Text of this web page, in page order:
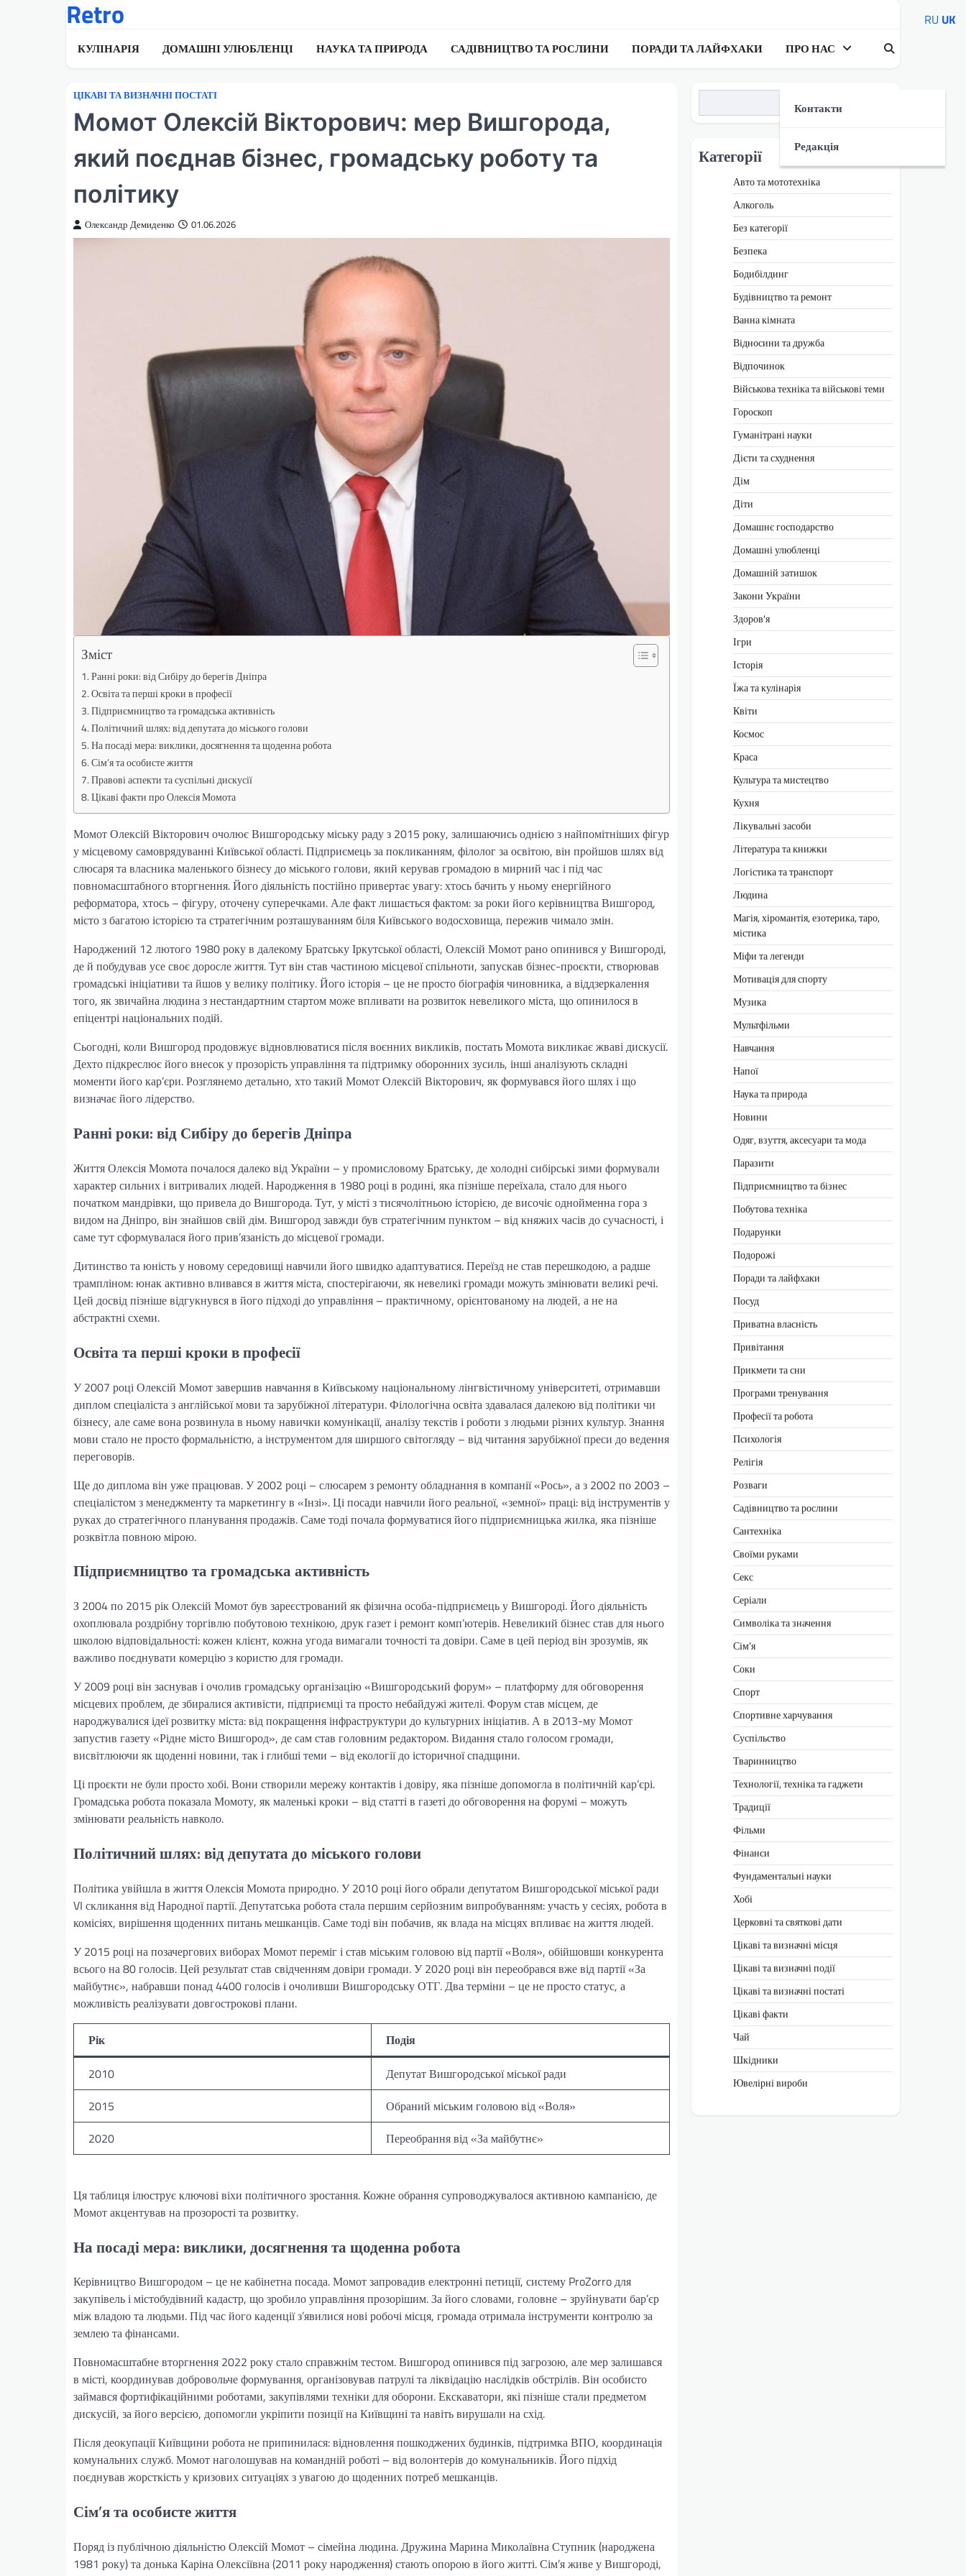
Retro
КУЛІНАРІЯ ДОМАШНІ УЛЮБЛЕНЦІ НАУКА ТА ПРИРОДА САДІВНИЦТВО ТА РОСЛИНИ ПОРАДИ ТА ЛАЙФХАКИ ПРО НАС
Контакти
Редакція
ЦІКАВІ ТА ВИЗНАЧНІ ПОСТАТІ
Момот Олексій Вікторович: мер Вишгорода,
який поєднав бізнес, громадську роботу та
політику
Олександр Демиденко 01.06.2026
Зміст
Ранні роки: від Сибіру до берегів Дніпра
Освіта та перші кроки в професії
Підприємництво та громадська активність
Політичний шлях: від депутата до міського голови
На посаді мера: виклики, досягнення та щоденна робота
Сім’я та особисте життя
Правові аспекти та суспільні дискусії
Цікаві факти про Олексія Момота
Момот Олексій Вікторович очолює Вишгородську міську раду з 2015 року, залишаючись однією з найпомітніших фігур
у місцевому самоврядуванні Київської області. Підприємець за покликанням, філолог за освітою, він пройшов шлях від
слюсаря та власника маленького бізнесу до міського голови, який керував громадою в мирний час і під час
повномасштабного вторгнення. Його діяльність постійно привертає увагу: хтось бачить у ньому енергійного
реформатора, хтось – фігуру, оточену суперечками. Але факт лишається фактом: за роки його керівництва Вишгород,
місто з багатою історією та стратегічним розташуванням біля Київського водосховища, пережив чимало змін.
Народжений 12 лютого 1980 року в далекому Братську Іркутської області, Олексій Момот рано опинився у Вишгороді,
де й побудував усе своє доросле життя. Тут він став частиною місцевої спільноти, запускав бізнес-проєкти, створював
громадські ініціативи та йшов у велику політику. Його історія – це не просто біографія чиновника, а віддзеркалення
того, як звичайна людина з нестандартним стартом може впливати на розвиток невеликого міста, що опинилося в
епіцентрі національних подій.
Сьогодні, коли Вишгород продовжує відновлюватися після воєнних викликів, постать Момота викликає жваві дискусії.
Дехто підкреслює його внесок у прозорість управління та підтримку оборонних зусиль, інші аналізують складні
моменти його кар’єри. Розглянемо детально, хто такий Момот Олексій Вікторович, як формувався його шлях і що
визначає його лідерство.
Ранні роки: від Сибіру до берегів Дніпра
Життя Олексія Момота почалося далеко від України – у промисловому Братську, де холодні сибірські зими формували
характер сильних і витривалих людей. Народження в 1980 році в родині, яка пізніше переїхала, стало для нього
початком мандрівки, що привела до Вишгорода. Тут, у місті з тисячолітньою історією, де височіє однойменна гора з
видом на Дніпро, він знайшов свій дім. Вишгород завжди був стратегічним пунктом – від княжих часів до сучасності, і
саме тут сформувалася його прив’язаність до місцевої громади.
Дитинство та юність у новому середовищі навчили його швидко адаптуватися. Переїзд не став перешкодою, а радше
трампліном: юнак активно вливався в життя міста, спостерігаючи, як невеликі громади можуть змінювати великі речі.
Цей досвід пізніше відгукнувся в його підході до управління – практичному, орієнтованому на людей, а не на
абстрактні схеми.
Освіта та перші кроки в професії
У 2007 році Олексій Момот завершив навчання в Київському національному лінгвістичному університеті, отримавши
диплом спеціаліста з англійської мови та зарубіжної літератури. Філологічна освіта здавалася далекою від політики чи
бізнесу, але саме вона розвинула в ньому навички комунікації, аналізу текстів і роботи з людьми різних культур. Знання
мови стало не просто формальністю, а інструментом для ширшого світогляду – від читання зарубіжної преси до ведення
переговорів.
Ще до диплома він уже працював. У 2002 році – слюсарем з ремонту обладнання в компанії «Рось», а з 2002 по 2003 –
спеціалістом з менеджменту та маркетингу в «Інзі». Ці посади навчили його реальної, «земної» праці: від інструментів у
руках до стратегічного планування продажів. Саме тоді почала формуватися його підприємницька жилка, яка пізніше
розквітла повною мірою.
Підприємництво та громадська активність
З 2004 по 2015 рік Олексій Момот був зареєстрований як фізична особа-підприємець у Вишгороді. Його діяльність
охоплювала роздрібну торгівлю побутовою технікою, друк газет і ремонт комп’ютерів. Невеликий бізнес став для нього
школою відповідальності: кожен клієнт, кожна угода вимагали точності та довіри. Саме в цей період він зрозумів, як
важливо поєднувати комерцію з користю для громади.
У 2009 році він заснував і очолив громадську організацію «Вишгородський форум» – платформу для обговорення
місцевих проблем, де збиралися активісти, підприємці та просто небайдужі жителі. Форум став місцем, де
народжувалися ідеї розвитку міста: від покращення інфраструктури до культурних ініціатив. А в 2013-му Момот
запустив газету «Рідне місто Вишгород», де сам став головним редактором. Видання стало голосом громади,
висвітлюючи як щоденні новини, так і глибші теми – від екології до історичної спадщини.
Ці проєкти не були просто хобі. Вони створили мережу контактів і довіру, яка пізніше допомогла в політичній кар’єрі.
Громадська робота показала Момоту, як маленькі кроки – від статті в газеті до обговорення на форумі – можуть
змінювати реальність навколо.
Політичний шлях: від депутата до міського голови
Політика увійшла в життя Олексія Момота природно. У 2010 році його обрали депутатом Вишгородської міської ради
VI скликання від Народної партії. Депутатська робота стала першим серйозним випробуванням: участь у сесіях, робота в
комісіях, вирішення щоденних питань мешканців. Саме тоді він побачив, як влада на місцях впливає на життя людей.
У 2015 році на позачергових виборах Момот переміг і став міським головою від партії «Воля», обійшовши конкурента
всього на 80 голосів. Цей результат став свідченням довіри громади. У 2020 році він переобрався вже від партії «За
майбутнє», набравши понад 4400 голосів і очоливши Вишгородську ОТГ. Два терміни – це не просто статус, а
можливість реалізувати довгострокові плани.
Рік
Подія
2010
Депутат Вишгородської міської ради
2015
Обраний міським головою від «Воля»
2020
Переобрання від «За майбутнє»
Ця таблиця ілюструє ключові віхи політичного зростання. Кожне обрання супроводжувалося активною кампанією, де
Момот акцентував на прозорості та розвитку.
На посаді мера: виклики, досягнення та щоденна робота
Керівництво Вишгородом – це не кабінетна посада. Момот запровадив електронні петиції, систему ProZorro для
закупівель і містобудівний кадастр, що зробило управління прозорішим. За його словами, головне – зруйнувати бар’єр
між владою та людьми. Під час його каденції з’явилися нові робочі місця, громада отримала інструменти контролю за
землею та фінансами.
Повномасштабне вторгнення 2022 року стало справжнім тестом. Вишгород опинився під загрозою, але мер залишався
в місті, координував добровольче формування, організовував патрулі та ліквідацію наслідків обстрілів. Він особисто
займався фортифікаційними роботами, закупівлями техніки для оборони. Екскаватори, які пізніше стали предметом
дискусій, за його версією, допомогли укріпити позиції на Київщині та навіть вирушали на схід.
Після деокупації Київщини робота не припинилася: відновлення пошкоджених будинків, підтримка ВПО, координація
комунальних служб. Момот наголошував на командній роботі – від волонтерів до комунальників. Його підхід
поєднував жорсткість у кризових ситуаціях з увагою до щоденних потреб мешканців.
Сім’я та особисте життя
Поряд із публічною діяльністю Олексій Момот – сімейна людина. Дружина Марина Миколаївна Ступник (народжена
1981 року) та донька Каріна Олексіївна (2011 року народження) стають опорою в його житті. Сім’я живе у Вишгороді,
Категорії
Авто та мототехніка
Алкоголь
Без категорії
Безпека
Бодибілдинг
Будівництво та ремонт
Ванна кімната
Відносини та дружба
Відпочинок
Військова техніка та військові теми
Гороскоп
Гуманітрані науки
Дієти та схуднення
Дім
Діти
Домашнє господарство
Домашні улюбленці
Домашній затишок
Закони України
Здоров'я
Ігри
Історія
Їжа та кулінарія
Квіти
Космос
Краса
Культура та мистецтво
Кухня
Лікувальні засоби
Література та книжки
Логістика та транспорт
Людина
Магія, хіромантія, езотерика, таро,
містика
Міфи та легенди
Мотивація для спорту
Музика
Мультфільми
Навчання
Напої
Наука та природа
Новини
Одяг, взуття, аксесуари та мода
Паразити
Підприємництво та бізнес
Побутова техніка
Подарунки
Подорожі
Поради та лайфхаки
Посуд
Приватна власність
Привітання
Прикмети та сни
Програми тренування
Професії та робота
Психологія
Релігія
Розваги
Садівництво та рослини
Сантехніка
Своїми руками
Секс
Серіали
Символіка та значення
Сім’я
Соки
Спорт
Спортивне харчування
Суспільство
Тваринництво
Технології, техніка та гаджети
Традиції
Фільми
Фінанси
Фундаментальні науки
Хобі
Церковні та святкові дати
Цікаві та визначні місця
Цікаві та визначні події
Цікаві та визначні постаті
Цікаві факти
Чай
Шкідники
Ювелірні вироби
RU UK